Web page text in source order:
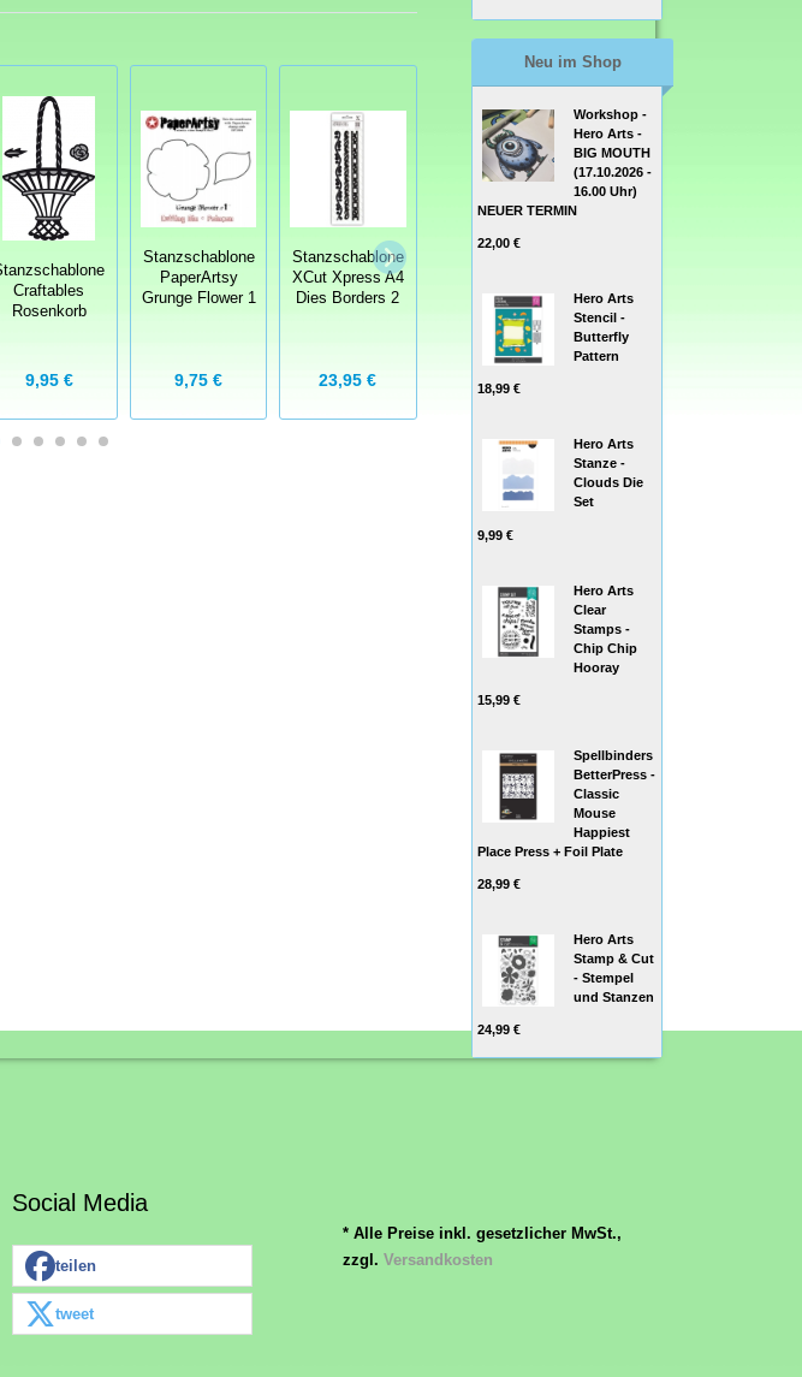
Craftables
Rosenkorb
9,95 €
Stanzschablone
PaperArtsy
Grunge Flower 1
9,75 €
Stanzschablone
XCut Xpress A4
Dies Borders 2
23,95 €
Postmark
Filmstrip
6,95 €
Vintage Hot Air
Neu im Shop
Workshop -
Hero Arts -
BIG MOUTH
(17.10.2026 -
16.00 Uhr)
NEUER TERMIN
22,00 €
Hero Arts
Stencil -
Butterfly
Pattern
18,99 €
Hero Arts
Stanze -
Clouds Die
Set
9,99 €
Hero Arts
Clear
Stamps -
Chip Chip
Hooray
15,99 €
Spellbinders
BetterPress -
Classic
Mouse
Happiest
Place Press + Foil Plate
28,99 €
Hero Arts
Stamp & Cut
- Stempel
und Stanzen
24,99 €
Social Media
teilen
tweet
* Alle Preise inkl. gesetzlicher MwSt.,
zzgl. Versandkosten